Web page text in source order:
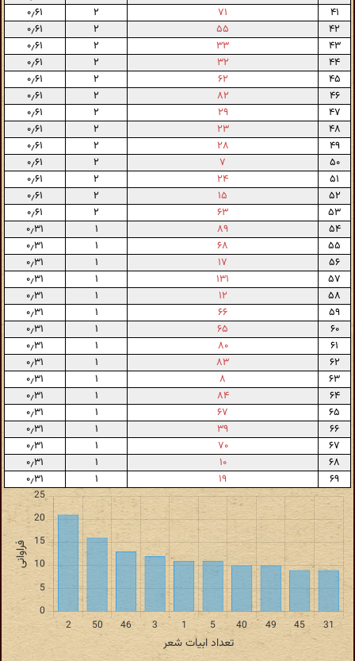
۴۱
۷۱ ۲
۰٫۶۱
۴۲
۵۵ ۲
۰٫۶۱
۴۳
۳۳ ۲
۰٫۶۱
۴۴
۳۲ ۲
۰٫۶۱
۴۵
۶۲ ۲
۰٫۶۱
۴۶
۸۲ ۲
۰٫۶۱
۴۷
۲۹ ۲
۰٫۶۱
۴۸
۲۳ ۲
۰٫۶۱
۴۹
۲۸ ۲
۰٫۶۱
۵۰
۷ ۲
۰٫۶۱
۵۱
۲۴ ۲
۰٫۶۱
۵۲
۱۵ ۲
۰٫۶۱
۵۳
۶۳ ۲
۰٫۶۱
۵۴
۸۹ ۱
۰٫۳۱
۵۵
۶۸ ۱
۰٫۳۱
۵۶
۱۷ ۱
۰٫۳۱
۵۷
۱۳۱ ۱
۰٫۳۱
۵۸
۱۲ ۱
۰٫۳۱
۵۹
۶۶ ۱
۰٫۳۱
۶۰
۶۵ ۱
۰٫۳۱
۶۱
۸۰ ۱
۰٫۳۱
۶۲
۸۳ ۱
۰٫۳۱
۶۳
۸ ۱
۰٫۳۱
۶۴
۸۴ ۱
۰٫۳۱
۶۵
۶۷ ۱
۰٫۳۱
۶۶
۳۹ ۱
۰٫۳۱
۶۷
۷۰ ۱
۰٫۳۱
۶۸
۱۰ ۱
۰٫۳۱
۶۹
۱۹ ۱ ۰٫۳۱